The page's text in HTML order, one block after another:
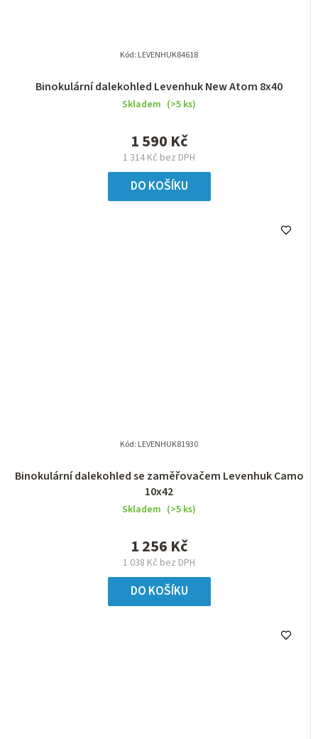
Binokulární dalekohled Levenhuk New Atom 8x40
Skladem (>5 ks)
1 314 Kč bez DPH
1 590 Kč
DO KOŠÍKU
Kód: LEVENHUK84618
Binokulární dalekohled se zaměřovačem Levenhuk Camo
10x42
Skladem (>5 ks)
1 038 Kč bez DPH
1 256 Kč
DO KOŠÍKU
Kód: LEVENHUK81930